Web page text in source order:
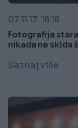
07.11.17. 18:18
Fotografija
nikada ne skida
Saznaj više